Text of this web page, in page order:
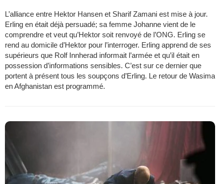
L’alliance entre Hektor Hansen et Sharif Zamani est mise à jour.
Erling en était déjà persuadé; sa femme Johanne vient de le
comprendre et veut qu’Hektor soit renvoyé de l’ONG. Erling se
rend au domicile d’Hektor pour l’interroger. Erling apprend de ses
supérieurs que Rolf Innherad informait l’armée et qu’il était en
possession d’informations sensibles. C’est sur ce dernier que
portent à présent tous les soupçons d’Erling. Le retour de Wasima
en Afghanistan est programmé.